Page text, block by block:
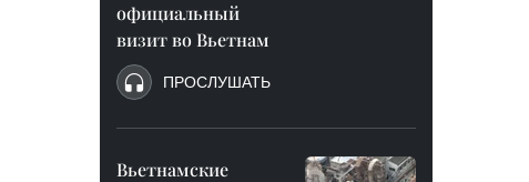
официальный
визит во Вьетнам
ПРОСЛУШАТЬ
Вьетнамские